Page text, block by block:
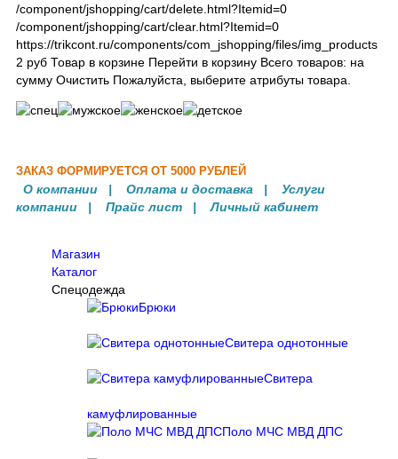
/component/jshopping/cart/delete.html?Itemid=0
/component/jshopping/cart/clear.html?Itemid=0
https://trikcont.ru/components/com_jshopping/files/img_products
2 руб Товар в корзине Перейти в корзину Всего товаров: на
сумму Очистить Пожалуйста, выберите атрибуты товара.
ЗАКАЗ ФОРМИРУЕТСЯ ОТ 5000 РУБЛЕЙ
О компании | Оплата и доставка | Услуги
компании | Прайс лист |Личный кабинет
Магазин
Каталог
Спецодежда
Брюки
Свитера однотонные
Свитера
камуфлированные
Поло МЧС МВД ДПС